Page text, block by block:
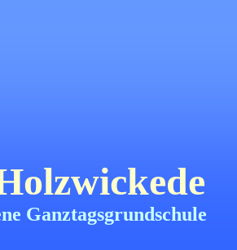
Ganztagsgrundschule